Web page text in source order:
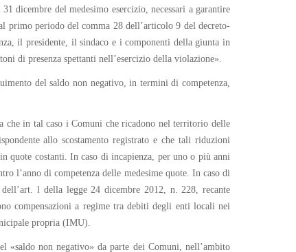
dicembre del medesimo esercizio, necessari a garantire
primo periodo del comma 28 dell’articolo 9 del decreto-
il presidente, il sindaco e i componenti della giunta in
di presenza spettanti nell’esercizio della violazione».
del saldo non negativo, in termini di competenza,
che in tal caso i Comuni che ricadono nel territorio delle
allo scostamento registrato e che tali riduzioni
quote costanti. In caso di incapienza, per uno o più anni
l’anno di competenza delle medesime quote. In caso di
l della legge 24 dicembre 2012, n. 228, recante
compensazioni a regime tra debiti degli enti locali nei
propria (IMU).
«saldo non negativo» da parte dei Comuni, nell’ambito